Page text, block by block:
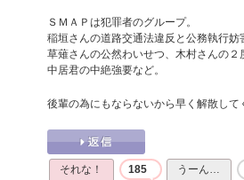
ＳＭＡＰは犯罪者のグループ。
稲垣さんの道路交通法違反と公務執行妨
草薙さんの公然わいせつ、木村さんの２
中居君の中絶強要など。
後輩の為にもならないから早く解散して
それな！ 185 うーん…